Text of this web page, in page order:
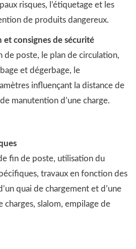
risques, l’étiquetage et les
de produits dangereux.
et consignes de sécurité
de poste, le plan de circulation,
et dégerbage, le
influençant la distance de
manutention d’une charge.
fin de poste, utilisation du
travaux en fonction des
quai de chargement et d’une
charges, slalom, empilage de